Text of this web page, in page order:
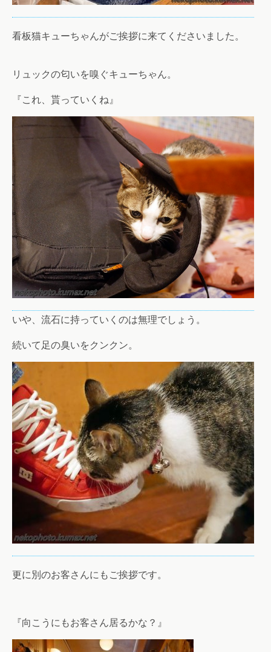
看板猫キューちゃんがご挨拶に来てくださいました。
リュックの匂いを嗅ぐキューちゃん。
『これ、貰っていくね』
いや、流石に持っていくのは無理でしょう。
続いて足の臭いをクンクン。
更に別のお客さんにもご挨拶です。
『向こうにもお客さん居るかな？』